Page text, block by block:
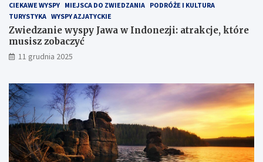
s
k
i
m
?
CIEKAWE WYSPY MIEJSCA DO ZWIEDZANIA PODRÓŻE I KULTURA
TURYSTYKA WYSPY AZJATYCKIE
Zwiedzanie wyspy Jawa w Indonezji: atrakcje, które
musisz zobaczyć
11 grudnia 2025